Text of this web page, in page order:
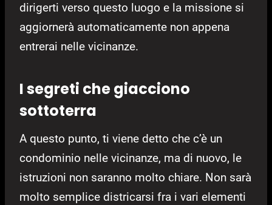
dirigerti verso questo luogo e la missione si
aggiornerà automaticamente non appena
entrerai nelle vicinanze.
I segreti che giacciono
sottoterra
A questo punto, ti viene detto che c’è un
condominio nelle vicinanze, ma di nuovo, le
istruzioni non saranno molto chiare. Non sarà
molto semplice districarsi fra i vari elementi